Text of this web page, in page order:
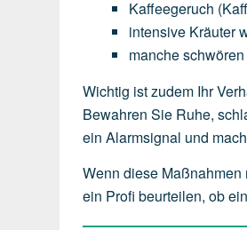
Kaffeegeruch
intensive Kräuter
mancheschwören
Wichtig ist zudem Ihr
Bewahren Sie Ruhe,
ein Alarmsignal und
Wenn diese
ein Profi beurteilen, ob